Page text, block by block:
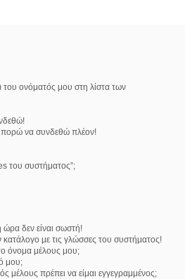
ονόματός μου στη λίστα των
να συνδεθώ πλέον!
του συστήματος”;
ώρα δεν είναι σωστή!
με τις γλώσσες του συστήματος!
όνομα μέλους μου;
μου;
μέλους πρέπει να είμαι εγγεγραμμένος;